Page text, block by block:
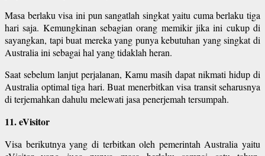
Masa berlaku visa ini pun sangatlah singkat yaitu cuma berlaku tiga
hari saja. Kemungkinan sebagian orang memikir jika ini cukup di
sayangkan, tapi buat mereka yang punya kebutuhan yang singkat di
Australia ini sebagai hal yang tidaklah heran.
Saat sebelum lanjut perjalanan, Kamu masih dapat nikmati hidup di
Australia optimal tiga hari. Buat menerbitkan visa transit seharusnya
di terjemahkan dahulu melewati jasa penerjemah tersumpah.
11. eVisitor
Visa berikutnya yang di terbitkan oleh pemerintah Australia yaitu